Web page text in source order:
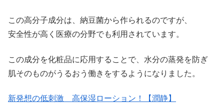
この高分子成分は、納豆菌から作られるのですが、
安全性が高く医療の分野でも利用されています。
この成分を化粧品に応用することで、水分の蒸発を防ぎ
肌そのものがうるおう働きをするようになりました。
新発想の低刺激 高保湿ローション！【潤静】